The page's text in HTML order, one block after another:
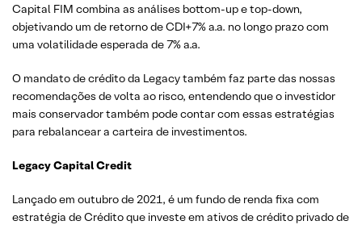
Capital FIM combina as análises bottom-up e top-down,
objetivando um de retorno de CDI+7% a.a. no longo prazo com
uma volatilidade esperada de 7% a.a.
O mandato de crédito da Legacy também faz parte das nossas
recomendações de volta ao risco, entendendo que o investidor
mais conservador também pode contar com essas estratégias
para rebalancear a carteira de investimentos.
Legacy CapitalCredit
Lançado em outubro de 2021, é um fundo de renda fixa com
estratégia de Crédito que investe em ativos de crédito privado de